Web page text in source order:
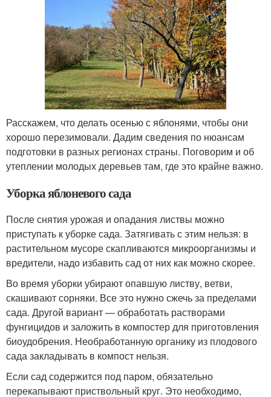
Расскажем, что делать осенью с яблонями, чтобы они
хорошо перезимовали. Дадим сведения по нюансам
подготовки в разных регионах страны. Поговорим и об
утеплении молодых деревьев там, где это крайне важно.
Уборка яблоневого сада
После снятия урожая и опадания листвы можно
приступать к уборке сада. Затягивать с этим нельзя: в
растительном мусоре скапливаются микроорганизмы и
вредители, надо избавить сад от них как можно скорее.
Во время уборки убирают опавшую листву, ветви,
скашивают сорняки. Все это нужно сжечь за пределами
сада. Другой вариант — обработать растворами
фунгицидов и заложить в компостер для приготовления
биоудобрения. Необработанную органику из плодового
сада закладывать в компост нельзя.
Если сад содержится под паром, обязательно
перекапывают приствольный круг. Это необходимо,